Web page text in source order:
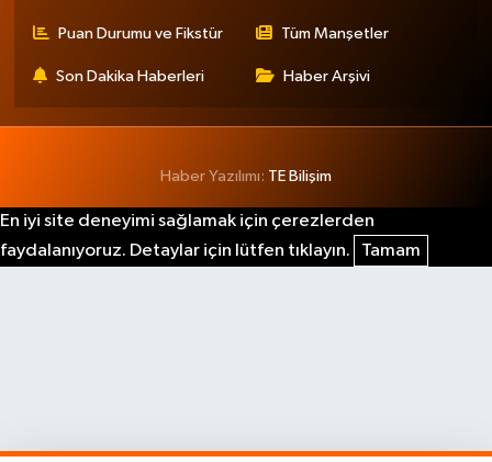
Puan Durumu ve Fikstür Tüm Manşetler
Son Dakika Haberleri Haber Arşivi
Haber Yazılımı: TE Bilişim
En iyi site deneyimi sağlamak için çerezlerden
faydalanıyoruz. Detaylar için lütfen tıklayın.
Tamam